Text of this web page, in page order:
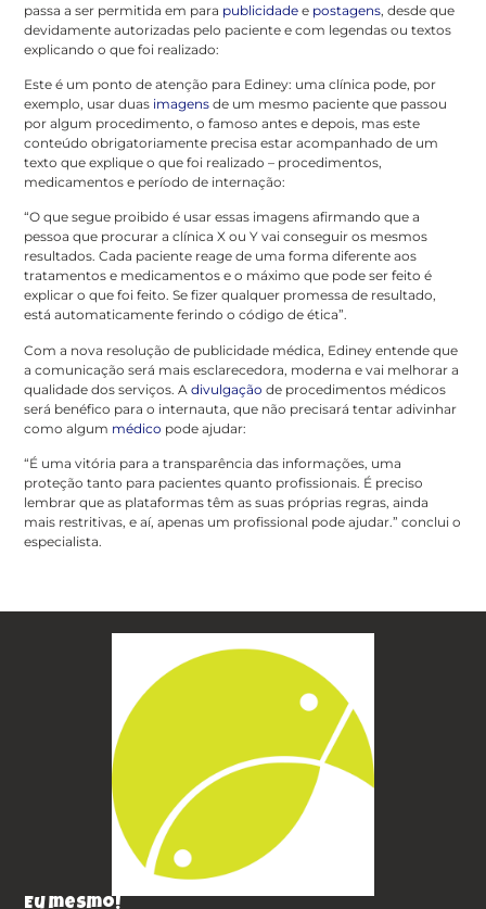
passa a ser permitida em para publicidade e postagens, desde que
devidamente autorizadas pelo paciente e com legendas ou textos
explicando o que foi realizado:
Este é um ponto de atenção para Ediney: uma clínica pode, por
exemplo, usar duas imagens de um mesmo paciente que passou
por algum procedimento, o famoso antes e depois, mas este
conteúdo obrigatoriamente precisa estar acompanhado de um
texto que explique o que foi realizado – procedimentos,
medicamentos e período de internação:
“O que segue proibido é usar essas imagens afirmando que a
pessoa que procurar a clínica X ou Y vai conseguir os mesmos
resultados. Cada paciente reage de uma forma diferente aos
tratamentos e medicamentos e o máximo que pode ser feito é
explicar o que foi feito. Se fizer qualquer promessa de resultado,
está automaticamente ferindo o código de ética”.
Com a nova resolução de publicidade médica, Ediney entende que
a comunicação será mais esclarecedora, moderna e vai melhorar a
qualidade dos serviços. Adivulgação de procedimentos médicos
será benéfico para o internauta, que não precisará tentar adivinhar
como algum médico pode ajudar:
“É uma vitória para a transparência das informações, uma
proteção tanto para pacientes quanto profissionais. É preciso
lembrar que as plataformas têm as suas próprias regras, ainda
mais restritivas, e aí, apenas um profissional pode ajudar.” conclui o
especialista.
Eu mesmo!